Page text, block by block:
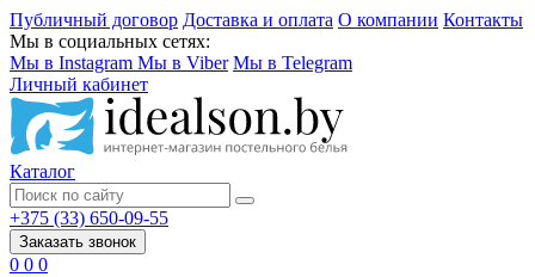
Публичный договор Доставка и оплата О компании Контакты
Мы в социальных сетях:
Мы в Instagram Мы в Viber Мы в Telegram
Личный кабинет
Каталог
+375 (33) 650-09-55
Заказать звонок
0 0 0